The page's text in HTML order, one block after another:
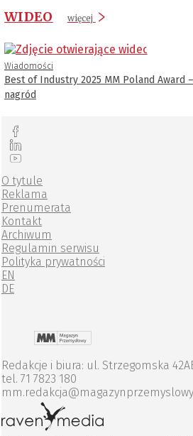
WIDEO więcej
Wiadomości
Best of Industry 2025 MM Poland Award
nagród
O tytule
Reklama
Prenumerata
Kontakt
Archiwum
Regulamin serwisu
Polityka prywatności
EN
DE
Redakcje i biura: ul. Strzegomska
tel. 71 7823 180